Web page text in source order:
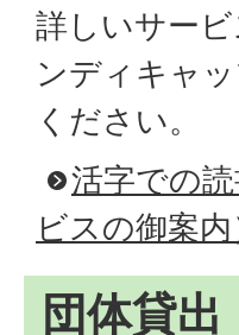
詳しいサー
ンディキャ
ください。
活字での
ビスの御案内
団体貸出